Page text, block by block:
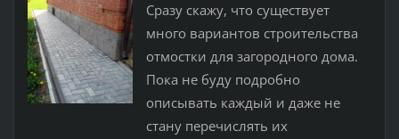
Сразу скажу, что существует
много вариантов строительства
отмостки для загородного дома.
Пока не буду подробно
описывать каждый и даже не
стану перечислять их